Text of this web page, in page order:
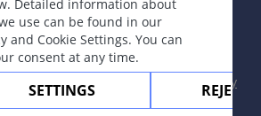
正常皮肤。
斑、蓝眼
Detailed information about
use can be found in our
and Cookie Settings. You can
consent at any time.
SETTINGS REJECT
Guenter Burg, M.D. - Concept and
by Vahid Djamei, Zurich
All rights reserved.
Impressum|
Privacy
policy| Terms of use